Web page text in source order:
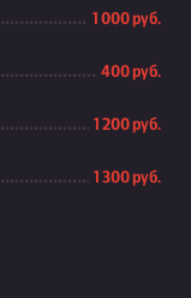
1 000 руб.
400 руб.
1 200 руб.
1 300 руб.